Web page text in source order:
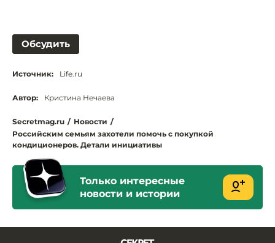
Обсудить
Источник: Life.ru
Автор: Кристина Нечаева
Secretmag.ru / Новости /
Российским семьям захотели помочь с покупкой
кондиционеров. Детали инициативы
Только интересные
новости и истории